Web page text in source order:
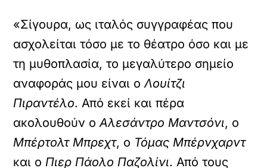
«Σίγουρα, ως ιταλός συγγραφέας που
ασχολείται τόσο με το θέατρο όσο και με
τη μυθοπλασία, το μεγαλύτερο σημείο
αναφοράς μου είναι οΛουίτζι
Πιραντέλο. Από εκεί και πέρα
ακολουθούν οΑλεσάντρο Μαντσόνι, ο
Μπέρτολτ Μπρεχτ, ο Τόμας Μπέρνχαρντ
και ο Πιερ Πάολο Παζολίνι. Από τους